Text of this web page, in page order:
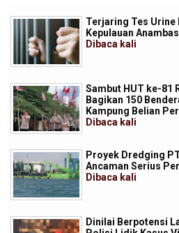
Terjaring Tes Urine
Kepulauan
Dibaca kali
Sambut HUT ke-81
Bagikan 150
Kampung Belian
Dibaca kali
Proyek Dredging
Ancaman Serius
Dibaca kali
Dinilai Berpotensi